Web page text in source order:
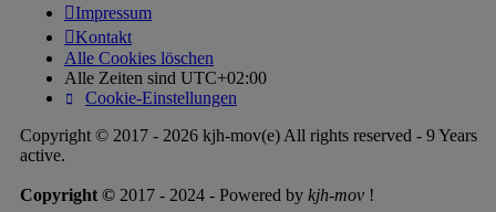
Impressum
Kontakt
Alle Cookies löschen
Alle Zeiten sind UTC+02:00
Cookie-Einstellungen
Copyright © 2017 - 2026 kjh-mov(e) All rights reserved - 9 Years
active.
Copyright © 2017 - 2024 - Powered by kjh-mov !